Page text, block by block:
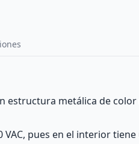
estructura metálica de
VAC, pues en el interior